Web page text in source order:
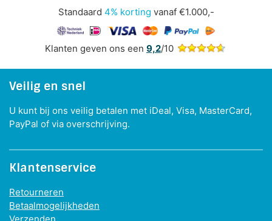
Standaard 4% korting vanaf €1.000,-
Klanten geven ons een 9,2/10
Veilig en snel
U kunt bij ons veilig betalen met iDeal, Visa, MasterCard,
PayPal of via overschrijving.
Klantenservice
Retourneren
Betaalmogelijkheden
Verzenden